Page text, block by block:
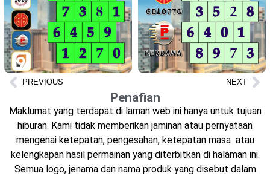
PREVIOUS NEXT
Penafian
Maklumat yang terdapat di laman web ini hanya untuk tujuan
hiburan. Kami tidak memberikan jaminan atau pernyataan
mengenai ketepatan, pengesahan, ketepatan masa atau
kelengkapan hasil permainan yang diterbitkan di halaman ini.
Semua logo, jenama dan nama produk yang disebut dalam